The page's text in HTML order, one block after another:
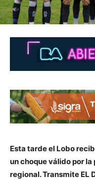
Esta tarde el Lobo
un choque válido por
regional. Transmite EL